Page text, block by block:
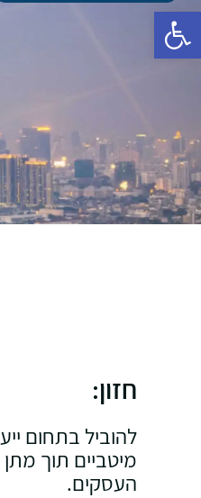
פתח סרגל נגישות
חזון:
להוביל בתחום
מיטביים תוך
העסקים.